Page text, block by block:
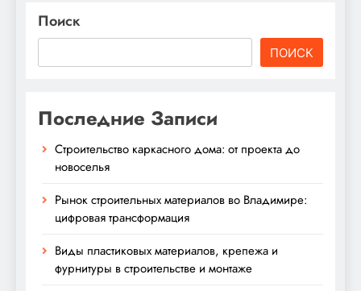
Поиск
ПОИСК
Последние Записи
Строительство каркасного дома: от проекта до
новоселья
Рынок строительных материалов во Владимире:
цифровая трансформация
Виды пластиковых материалов, крепежа и
фурнитуры в строительстве и монтаже